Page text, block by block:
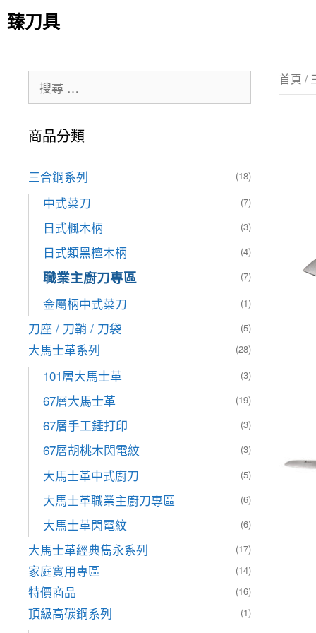
臻刀具
首頁 /
商品分類
三合鋼系列 (18)
中式菜刀 (7)
日式楓木柄 (3)
日式類黑檀木柄 (4)
職業主廚刀專區 (7)
金屬柄中式菜刀 (1)
刀座 / 刀鞘 / 刀袋 (5)
大馬士革系列 (28)
101層大馬士革 (3)
67層大馬士革 (19)
67層手工錘打印 (3)
67層胡桃木閃電紋 (3)
大馬士革中式廚刀 (5)
大馬士革職業主廚刀專區 (6)
大馬士革閃電紋 (6)
大馬士革經典雋永系列 (17)
家庭實用專區 (14)
特價商品 (16)
頂級高碳鋼系列 (1)